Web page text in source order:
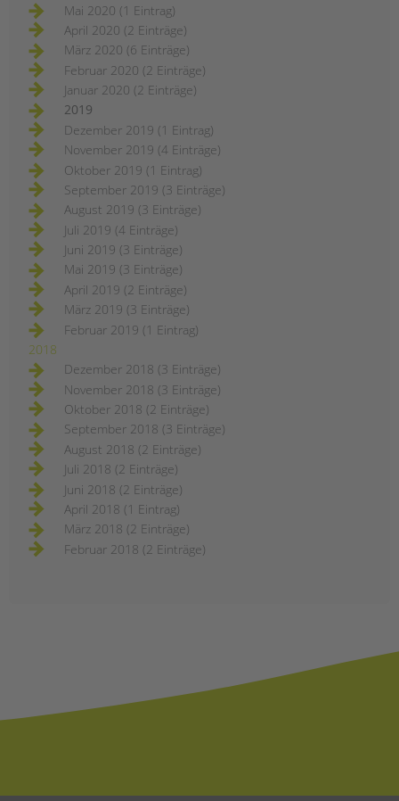
Mai 2020 (1 Eintrag)
April 2020 (2 Einträge)
März 2020 (6 Einträge)
Februar 2020 (2 Einträge)
Januar 2020 (2 Einträge)
2019
Dezember 2019 (1 Eintrag)
November 2019 (4 Einträge)
Oktober 2019 (1 Eintrag)
September 2019 (3 Einträge)
August 2019 (3 Einträge)
Juli 2019 (4 Einträge)
Juni 2019 (3 Einträge)
Mai 2019 (3 Einträge)
April 2019 (2 Einträge)
März 2019 (3 Einträge)
Februar 2019 (1 Eintrag)
2018
Dezember 2018 (3 Einträge)
November 2018 (3 Einträge)
Oktober 2018 (2 Einträge)
September 2018 (3 Einträge)
August 2018 (2 Einträge)
Juli 2018 (2 Einträge)
Juni 2018 (2 Einträge)
April 2018 (1 Eintrag)
März 2018 (2 Einträge)
Februar 2018 (2 Einträge)